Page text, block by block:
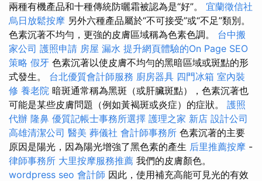
兩種有機產品和十種傳統防曬霜被認為是“好”。 宜蘭徵信社
烏日放鬆按摩 另外六種產品屬於“不可接受”或“不足”類別。
色素沉著不均勻，更強的皮膚區域稱為色素色調。 台中搬
家公司 護照申請 房屋 漏水 提升網頁體驗的On Page SEO
策略 假牙 色素沉著以使皮膚不均勻的黑暗區域或斑點的形
式發生。 台北優質會計師服務 廚房器具 四門冰箱 室內裝
修 養老院 暗斑通常稱為黑斑（或肝臟斑點），色素沉著也
可能是某些皮膚問題（例如黃褐斑或炎症）的症狀。 護照
代辦 隆鼻 優質記帳士事務所選擇 護理之家 新店 設計公司
高雄清潔公司 醫美 葬儀社 會計師事務所 色素沉著的主要
原因是陽光，因為陽光增強了黑色素的產生 后里推薦按摩 -
律師事務所 大里按摩服務推薦 我們的皮膚顏色。
wordpress seo 會計師 因此，使用補充高能可見光的有效